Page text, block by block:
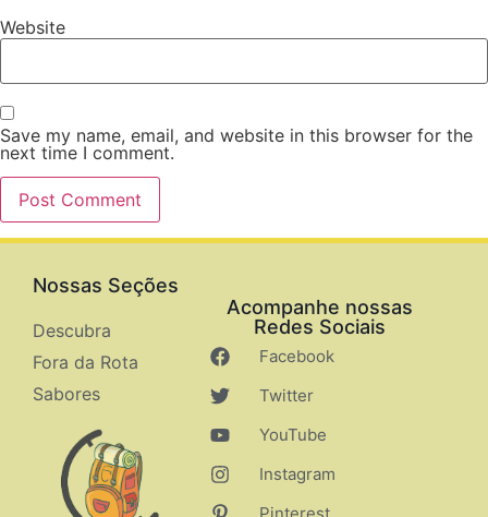
Website
Save my name, email, and website in this browser for the
next time I comment.
Nossas Seções
Descubra
Fora da Rota
Sabores
Acompanhe nossas
Redes Sociais
Facebook
Twitter
YouTube
Instagram